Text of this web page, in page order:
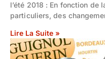
l’été 2018 : En fonction de
particuliers, des
Lire La Suite »